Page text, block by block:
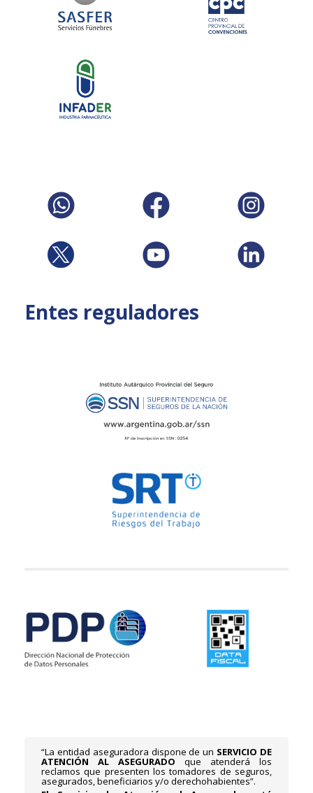
Entes reguladores
“La entidad aseguradora dispone de un SERVICIO DE
ATENCIÓN AL ASEGURADO que atenderá los
reclamos que presenten los tomadores de seguros,
asegurados, beneficiarios y/o derechohabientes”.